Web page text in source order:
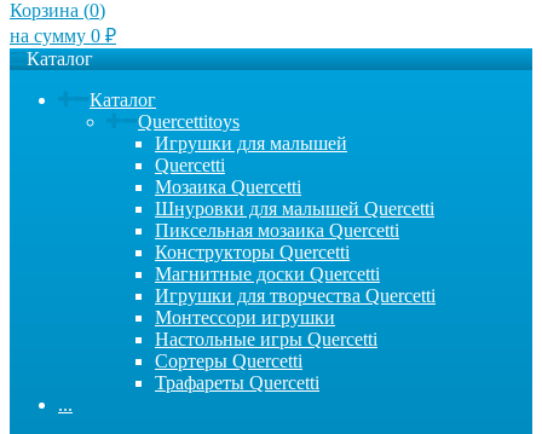
Корзина (0)
на сумму 0 ₽
Каталог
Каталог
Quercettitoys
Игрушки для малышей
Quercetti
Мозаика Quercetti
Шнуровки для малышей Quercetti
Пиксельная мозаика Quercetti
Конструкторы Quercetti
Магнитные доски Quercetti
Игрушки для творчества Quercetti
Монтессори игрушки
Настольные игры Quercetti
Сортеры Quercetti
Трафареты Quercetti
...